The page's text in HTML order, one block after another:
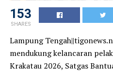
153
SHARES
Lampung
mendukung kelancaran
Krakatau 2026, Satgas